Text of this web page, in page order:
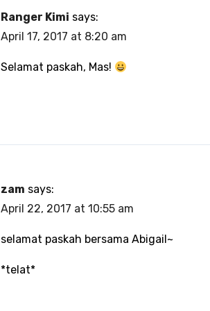
Ranger Kimi says:
April 17, 2017 at 8:20 am
Selamat paskah, Mas!
zam says:
April 22, 2017 at 10:55 am
selamat paskah bersama Abigail~
*telat*